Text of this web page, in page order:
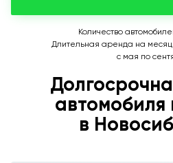
Количество
Длительная аренда на месяц
с мая по
автомобиля
в